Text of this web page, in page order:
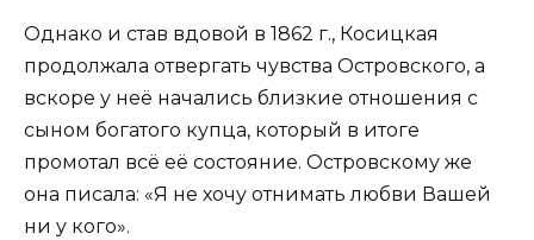
Однако и став вдовой в 1862 г., Косицкая
продолжала отвергать чувства Островского, а
вскоре у неё начались близкие отношения с
сыном богатого купца, который в итоге
промотал всё её состояние. Островскому же
она писала: «Я не хочу отнимать любви Вашей
ни у кого».